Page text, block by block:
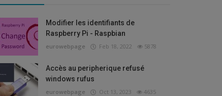
Modifier les identifiants de
Raspberry Pi - Raspbian
eurowebpage Feb 18, 2022 5878
Accès au peripherique refusé
windows rufus
eurowebpage Oct 13, 2023 4635